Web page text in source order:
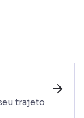
trajeto